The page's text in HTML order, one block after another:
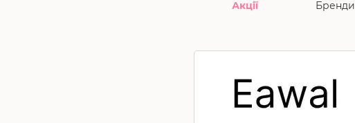
Акції Бренди